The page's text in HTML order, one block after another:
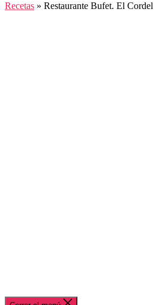
Recetas » Restaurante Bufet. El Cordel